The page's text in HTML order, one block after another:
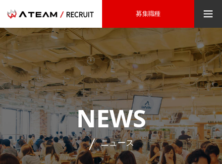
募集職種
NEWS
ニュース